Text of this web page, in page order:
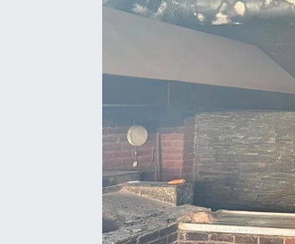
RESMİ İLAN